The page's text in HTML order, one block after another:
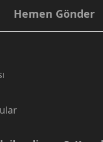
Hemen Gönder